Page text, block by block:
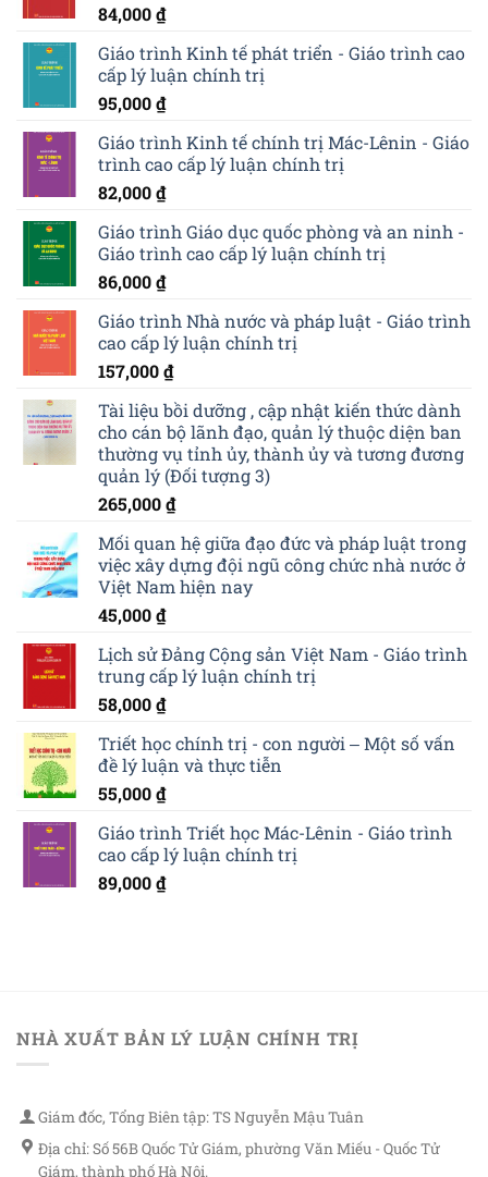
84,000₫
Giáo trình Kinh tế phát triển - Giáo trình cao
cấp lý luận chính trị
95,000₫
Giáo trình Kinh tế chính trị Mác-Lênin - Giáo
trình cao cấp lý luận chính trị
82,000₫
Giáo trình Giáo dục quốc phòng và an ninh -
Giáo trình cao cấp lý luận chính trị
86,000₫
Giáo trình Nhà nước và pháp luật - Giáo trình
cao cấp lý luận chính trị
157,000₫
Tài liệu bồi dưỡng , cập nhật kiến thức dành
cho cán bộ lãnh đạo, quản lý thuộc diện ban
thường vụ tỉnh ủy, thành ủy và tương đương
quản lý (Đối tượng 3)
265,000₫
Mối quan hệ giữa đạo đức và pháp luật trong
việc xây dựng đội ngũ công chức nhà nước ở
Việt Nam hiện nay
45,000₫
Lịch sử Đảng Cộng sản Việt Nam - Giáo trình
trung cấp lý luận chính trị
58,000₫
Triết học chính trị - con người ‒ Một số vấn
đề lý luận và thực tiễn
55,000₫
Giáo trình Triết học Mác-Lênin - Giáo trình
cao cấp lý luận chính trị
89,000₫
NHÀ XUẤT BẢN LÝ LUẬN CHÍNH TRỊ
Giám đốc, Tổng Biên tập: TS Nguyễn Mậu Tuân
Địa chỉ: Số 56B Quốc Tử Giám, phường Văn Miếu - Quốc Tử
Giám, thành phố Hà Nội.